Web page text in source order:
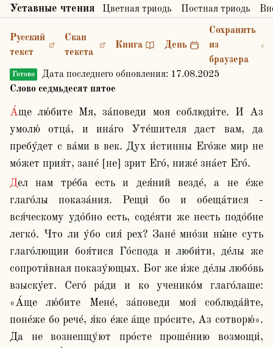
Уставные чтения Цветная триодь Постная триодь
Русский
текст
Скан
текста
Книга День
Сохранить
из
браузера
Готово Дата последнего обновления: 17.08.2025
Слово седмьдесят пятое
А́ще лю́бите Мя, за́поведи моя соблюди́те. И Аз
умолю́ отца́, и ина́го Уте́шителя даст вам, да
пребу́дет с ва́ми в век. Дух и́стинны Его́же мир не
мо́жет прия́т, зане́ [не] зрит Его́, ниже́ зна́ет Его́.
Дел нам тре́ба есть и дея́ний везде́, а не е́же
глаго́лы показа́ния. Рещи́ бо и обеща́тися -
вся́ческому удо́бно есть, соде́яти же несть подо́бне
легко́. Что ли у́бо сия́ рех? Зане́ мно́зи ны́не суть
глаго́лющии боя́тися Го́спода и люби́ти, де́лы же
сопроти́вная показу́ющых. Бог же и́же де́лы любо́вь
взыску́ет. Сего́ ра́ди и ко ученико́м глаго́лаше:
«А́ще лю́бите Мене́, за́поведи моя́ соблюда́йте,
поне́же бо рече́, я́ко е́же а́ще про́сите, Аз сотворю́».
Да не вознепщу́ют про́сте проше́нию возмощи́,